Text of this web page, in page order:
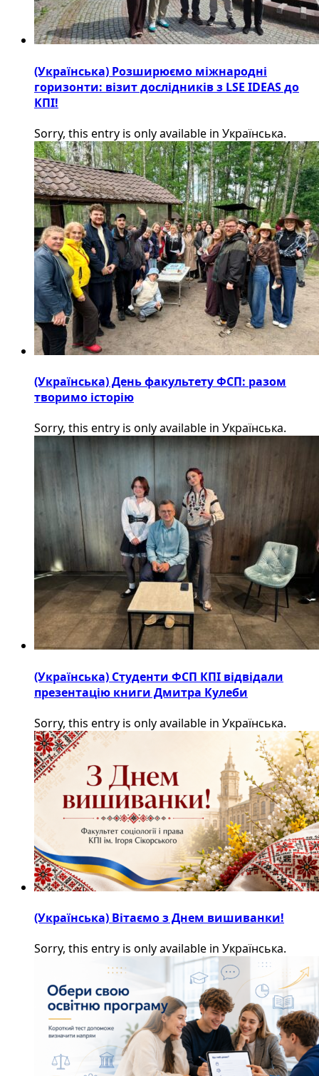
(Українська) Розширюємо міжнародні
горизонти: візит дослідників з LSE IDEAS до
КПІ!
Sorry, this entry is only available in Українська.
(Українська) День факультету ФСП: разом
творимо історію
Sorry, this entry is only available in Українська.
(Українська) Студенти ФСП КПІ відвідали
презентацію книги Дмитра Кулеби
Sorry, this entry is only available in Українська.
(Українська) Вітаємо з Днем вишиванки!
Sorry, this entry is only available in Українська.